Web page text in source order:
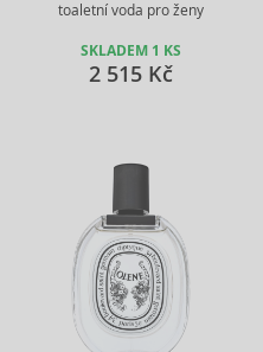
toaletní voda pro ženy
SKLADEM 1 KS
2 515 Kč